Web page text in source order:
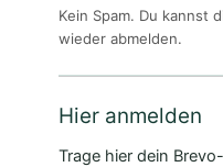
Kein Spam. Du kannst
wieder abmelden.
Hier anmelden
Trage hier dein